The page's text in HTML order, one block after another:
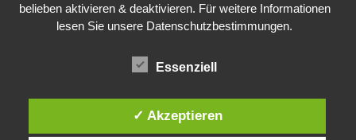
belieben aktivieren & deaktivieren. Für weitere Informationen
lesen Sie unsere Datenschutzbestimmungen.
Essenziell
✓ Akzeptieren